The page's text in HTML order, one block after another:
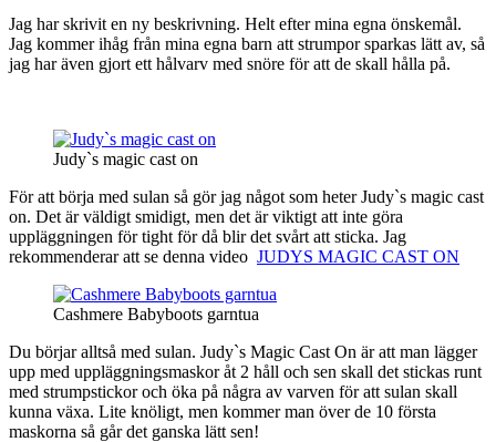
Jag har skrivit en ny beskrivning. Helt efter mina egna önskemål.
Jag kommer ihåg från mina egna barn att strumpor sparkas lätt av, så
jag har även gjort ett hålvarv med snöre för att de skall hålla på.
Judy`s magic cast on
För att börja med sulan så gör jag något som heter Judy`s magic cast
on. Det är väldigt smidigt, men det är viktigt att inte göra
uppläggningen för tight för då blir det svårt att sticka. Jag
rekommenderar att se denna video JUDYS MAGIC CAST ON
Cashmere Babyboots garntua
Du börjar alltså med sulan. Judy`s Magic Cast On är att man lägger
upp med uppläggningsmaskor åt 2 håll och sen skall det stickas runt
med strumpstickor och öka på några av varven för att sulan skall
kunna växa. Lite knöligt, men kommer man över de 10 första
maskorna så går det ganska lätt sen!